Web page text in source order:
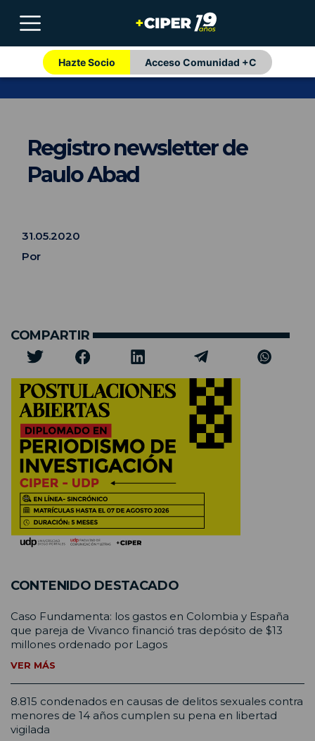
Hazte Socio Acceso Comunidad +C
Registro newsletter de
Paulo Abad
31.05.2020
Por
COMPARTIR
CONTENIDO DESTACADO
Caso Fundamenta: los gastos en Colombia y España
que pareja de Vivanco financió tras depósito de $13
millones ordenado por Lagos
VER MÁS
8.815 condenados en causas de delitos sexuales contra
menores de 14 años cumplen su pena en libertad
vigilada